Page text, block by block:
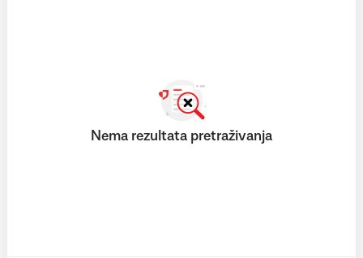
Nema rezultata pretraživanja